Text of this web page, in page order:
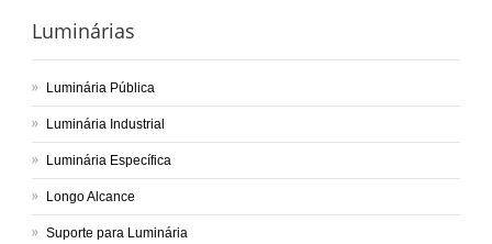
Luminárias
Luminária Pública
Luminária Industrial
Luminária Específica
Longo Alcance
Suporte para Luminária